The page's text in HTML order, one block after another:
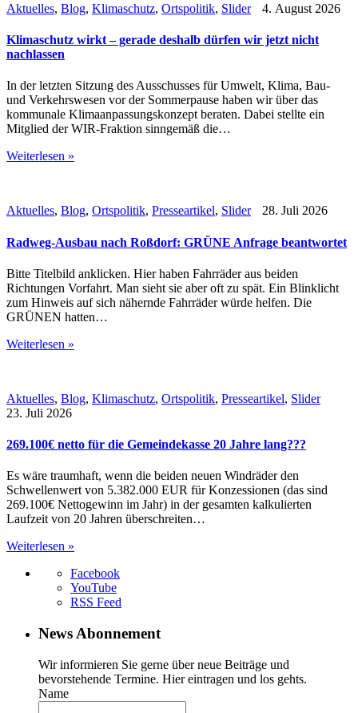
Aktuelles, Blog, Klimaschutz, Ortspolitik, Slider 4. August 2026
Klimaschutz wirkt – gerade deshalb dürfen wir jetzt nicht
nachlassen
In der letzten Sitzung des Ausschusses für Umwelt, Klima, Bau-
und Verkehrswesen vor der Sommerpause haben wir über das
kommunale Klimaanpassungskonzept beraten. Dabei stellte ein
Mitglied der WIR-Fraktion sinngemäß die…
Weiterlesen »
Aktuelles, Blog, Ortspolitik, Presseartikel, Slider 28. Juli 2026
Radweg-Ausbau nach Roßdorf: GRÜNE Anfrage beantwortet
Bitte Titelbild anklicken. Hier haben Fahrräder aus beiden
Richtungen Vorfahrt. Man sieht sie aber oft zu spät. Ein Blinklicht
zum Hinweis auf sich nähernde Fahrräder würde helfen. Die
GRÜNEN hatten…
Weiterlesen »
Aktuelles, Blog, Klimaschutz, Ortspolitik, Presseartikel, Slider
23. Juli 2026
269.100€ netto für die Gemeindekasse 20 Jahre lang???
Es wäre traumhaft, wenn die beiden neuen Windräder den
Schwellenwert von 5.382.000 EUR für Konzessionen (das sind
269.100€ Nettogewinn im Jahr) in der gesamten kalkulierten
Laufzeit von 20 Jahren überschreiten…
Weiterlesen »
Facebook
YouTube
RSS Feed
News Abonnement
Wir informieren Sie gerne über neue Beiträge und
bevorstehende Termine. Hier eintragen und los gehts.
Name